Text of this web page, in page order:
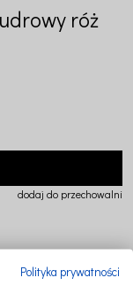
róż
dodaj do przechowalni
Polityka prywatności